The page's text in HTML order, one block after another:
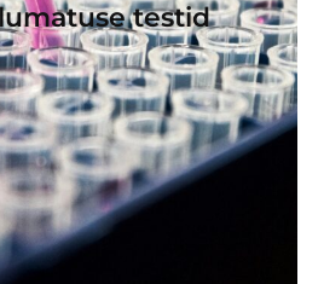
SUVINE TUGI
OOMEGA-3
BLOGI
KONTAKT
ja -teraapia
testid